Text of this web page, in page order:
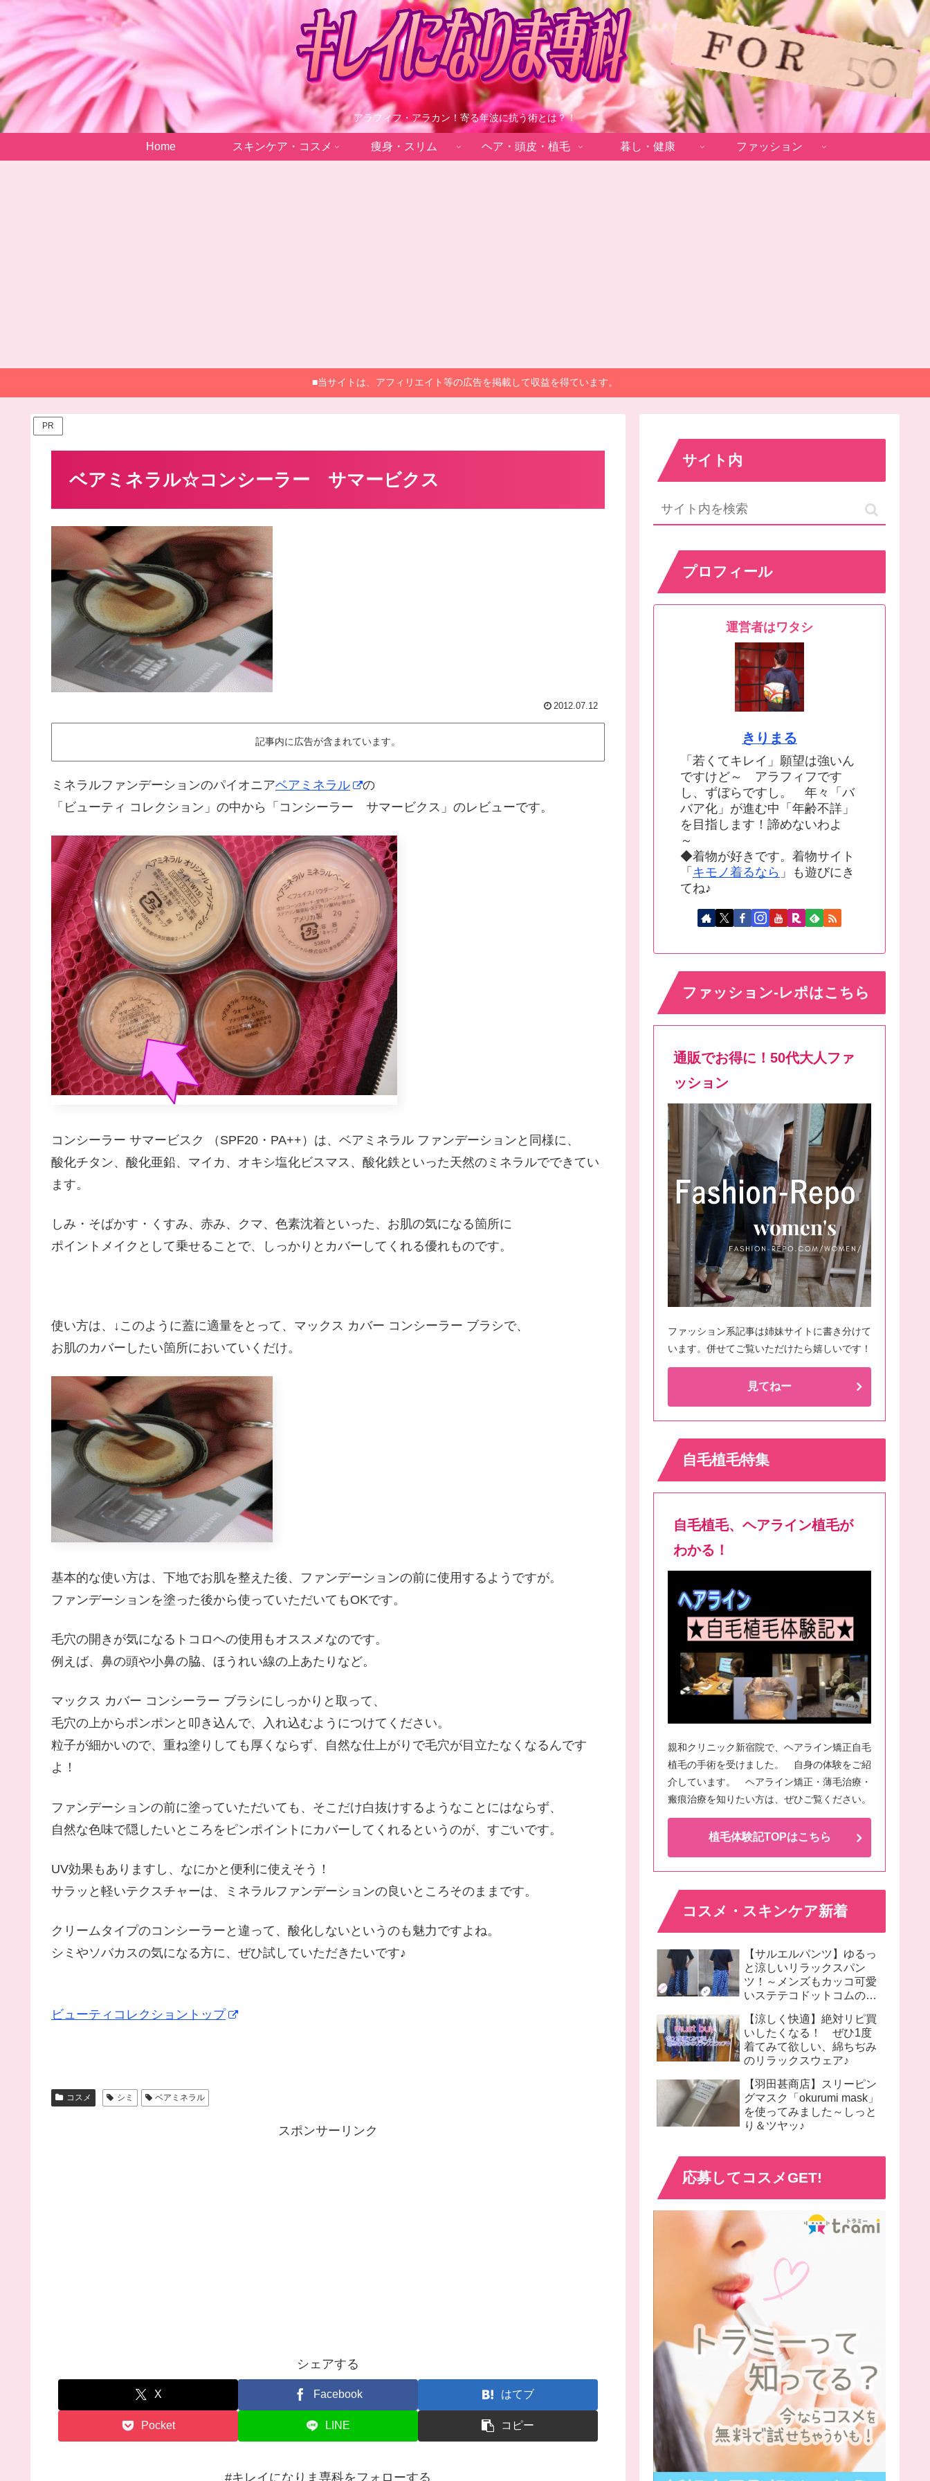
アラフィフ・アラカン！寄る年波に抗う術とは？！
Home スキンケア・コスメ 痩身・スリム ヘア・頭皮・植毛 暮し・健康 ファッション
■当サイトは、アフィリエイト等の広告を掲載して収益を得ています。
PR
ベアミネラル☆コンシーラー サマービクス
2012.07.12
記事内に広告が含まれています。
ミネラルファンデーションのパイオニアベアミネラル
の
「ビューティ コレクション」の中から「コンシーラー サマービクス」のレビューです。
コンシーラー サマービスク （SPF20・PA++）は、ベアミネラル ファンデーションと同様に、
酸化チタン、酸化亜鉛、マイカ、オキシ塩化ビスマス、酸化鉄といった天然のミネラルでできてい
ます。
しみ・そばかす・くすみ、赤み、クマ、色素沈着といった、お肌の気になる箇所に
ポイントメイクとして乗せることで、しっかりとカバーしてくれる優れものです。
使い方は、↓このように蓋に適量をとって、マックス カバー コンシーラー ブラシで、
お肌のカバーしたい箇所においていくだけ。
基本的な使い方は、下地でお肌を整えた後、ファンデーションの前に使用するようですが。
ファンデーションを塗った後から使っていただいてもOKです。
毛穴の開きが気になるトコロヘの使用もオススメなのです。
例えば、鼻の頭や小鼻の脇、ほうれい線の上あたりなど。
マックス カバー コンシーラー ブラシにしっかりと取って、
毛穴の上からポンポンと叩き込んで、入れ込むようにつけてください。
粒子が細かいので、重ね塗りしても厚くならず、自然な仕上がりで毛穴が目立たなくなるんです
よ！
ファンデーションの前に塗っていただいても、そこだけ白抜けするようなことにはならず、
自然な色味で隠したいところをピンポイントにカバーしてくれるというのが、すごいです。
UV効果もありますし、なにかと便利に使えそう！
サラッと軽いテクスチャーは、ミネラルファンデーションの良いところそのままです。
クリームタイプのコンシーラーと違って、酸化しないというのも魅力ですよね。
シミやソバカスの気になる方に、ぜひ試していただきたいです♪
ビューティコレクショントップ
コスメ シミ ベアミネラル
スポンサーリンク
シェアする
X Facebook はてブ
Pocket LINE コピー
#キレイになりま専科をフォローする
サイト内
プロフィール
運営者はワタシ
きりまる
「若くてキレイ」願望は強いん
ですけど～ アラフィフです
し、ずぼらですし。 年々「バ
バア化」が進む中「年齢不詳」
を目指します！諦めないわよ
～
◆着物が好きです。着物サイト
「 キモノ着るなら 」も遊びにき
てね♪
ファッション-レポはこちら
通販でお得に！50代大人ファ
ッション
ファッション系記事は姉妹サイトに書き分けて
います。併せてご覧いただけたら嬉しいです！
見てねー
自毛植毛特集
自毛植毛、ヘアライン植毛が
わかる！
親和クリニック新宿院で、ヘアライン矯正自毛
植毛の手術を受けました。 自身の体験をご紹
介しています。 ヘアライン矯正・薄毛治療・
瘢痕治療を知りたい方は、ぜひご覧ください。
植毛体験記TOPはこちら
コスメ・スキンケア新着
【サルエルパンツ】ゆるっ
と涼しいリラックスパン
ツ！～メンズもカッコ可愛
いステテコドットコムのモ
【涼しく快適】絶対リピ買
いしたくなる！ ぜひ1度
着てみて欲しい、綿ちぢみ
のリラックスウェア♪
【羽田甚商店】スリーピン
グマスク「okurumi mask」
を使ってみました～しっと
り＆ツヤッ♪
応募してコスメGET!